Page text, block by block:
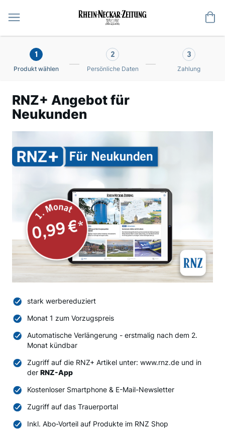
1
Produkt wählen
2
Persönliche Daten
3
Zahlung
RNZ+ Angebot für
Neukunden
stark werbereduziert
Monat 1 zum Vorzugspreis
Automatische Verlängerung - erstmalig nach dem 2.
Monat kündbar
Zugriff auf die RNZ+ Artikel unter: www.rnz.de und in
der RNZ-App
Kostenloser Smartphone & E-Mail-Newsletter
Zugriff auf das Trauerportal
Inkl. Abo-Vorteil auf Produkte im RNZ Shop